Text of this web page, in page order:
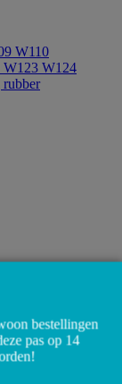
W110
W123 W124
GLK
bestellingen
pas op 14